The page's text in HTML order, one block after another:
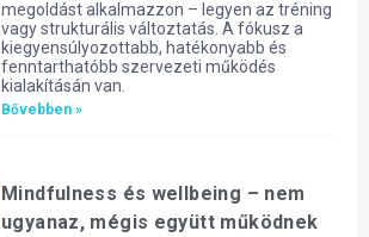
megoldást alkalmazzon – legyen az tréning
vagy strukturális változtatás. A fókusz a
kiegyensúlyozottabb, hatékonyabb és
fenntarthatóbb szervezeti működés
kialakításán van.
Bővebben »
Mindfulness és wellbeing – nem
ugyanaz, mégis együtt működnek